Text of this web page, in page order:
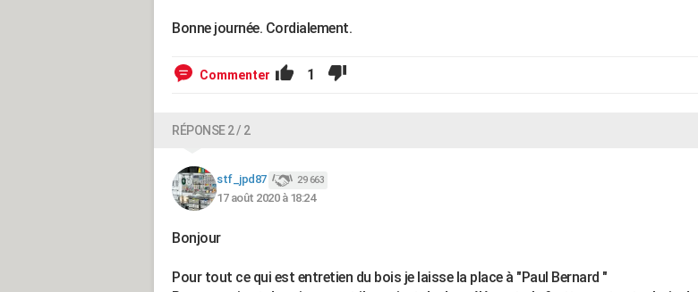
Bonne journée. Cordialement.
Commenter 1
RÉPONSE 2 / 2
stf_jpd87 29 663
17 août 2020 à 18:24
Bonjour
Pour tout ce qui est entretien du bois je laisse la place à "Paul Bernard "